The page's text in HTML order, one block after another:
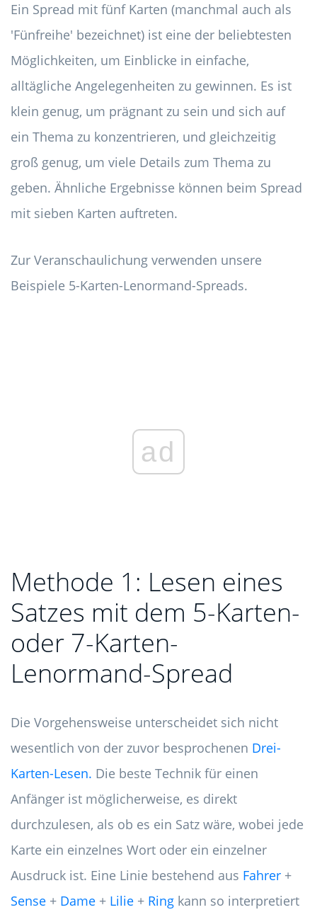
Ein Spread mit fünf Karten (manchmal auch als
'Fünfreihe' bezeichnet) ist eine der beliebtesten
Möglichkeiten, um Einblicke in einfache,
alltägliche Angelegenheiten zu gewinnen. Es ist
klein genug, um prägnant zu sein und sich auf
ein Thema zu konzentrieren, und gleichzeitig
groß genug, um viele Details zum Thema zu
geben. Ähnliche Ergebnisse können beim Spread
mit sieben Karten auftreten.
Zur Veranschaulichung verwenden unsere
Beispiele 5-Karten-Lenormand-Spreads.
ad
Methode 1: Lesen eines
Satzes mit dem 5-Karten-
oder 7-Karten-
Lenormand-Spread
Die Vorgehensweise unterscheidet sich nicht
wesentlich von der zuvor besprochenen Drei-
Karten-Lesen. Die beste Technik für einen
Anfänger ist möglicherweise, es direkt
durchzulesen, als ob es ein Satz wäre, wobei jede
Karte ein einzelnes Wort oder ein einzelner
Ausdruck ist. Eine Linie bestehend aus Fahrer +
Sense + Dame + Lilie + Ring kann so interpretiert